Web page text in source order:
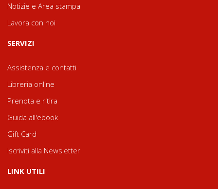
Notizie e Area stampa
Lavora con noi
SERVIZI
Assistenza e contatti
Libreria online
Prenota e ritira
Guida all'ebook
Gift Card
Iscriviti alla Newsletter
LINK UTILI